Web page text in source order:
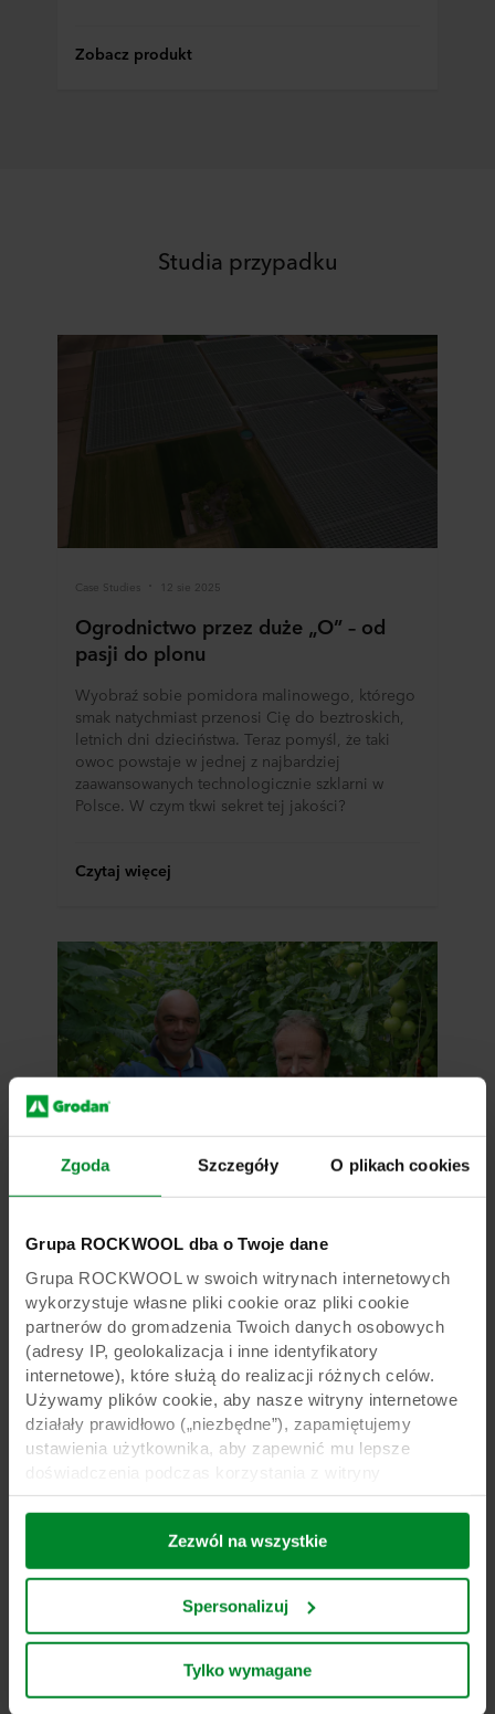
Zgoda Szczegóły O plikach cookies
Grupa ROCKWOOL dba o Twoje dane
Grupa ROCKWOOL w swoich witrynach internetowych
wykorzystuje własne pliki cookie oraz pliki cookie
partnerów do gromadzenia Twoich danych osobowych
(adresy IP, geolokalizacja i inne identyfikatory
internetowe), które służą do realizacji różnych celów.
Używamy plików cookie, aby nasze witryny internetowe
działały prawidłowo („niezbędne”), zapamiętujemy
ustawienia użytkownika, aby zapewnić mu lepsze
(„funkcjonalne”), analizujemy jego zachowanie w celu
optymalizacji witryn („statystyczne”) oraz
ukierunkowujemy nasze treści i reklamy w mediach
społecznościowych i zewnętrznych witrynach
naszych stronach („marketingowe”). Informacje o Twoim
korzystaniu z naszych witryn internetowych mogą być
ujawniane naszym partnerom zajmującym się mediami
społecznościowymi, reklamą i analityką. Nasi partnerzy
Zezwól na wszystkie
Spersonalizuj
Tylko wymagane
Zobacz produkt
Studia przypadku
Case Studies 12 sie 2025
Ogrodnictwo przez duże „O” – od
pasji do plonu
Wyobraź sobie pomidora malinowego, którego
smak natychmiast przenosi Cię do beztroskich,
letnich dni dzieciństwa. Teraz pomyśl, że taki
owoc powstaje w jednej z najbardziej
zaawansowanych technologicznie szklarni w
Polsce. W czym tkwi sekret tej jakości?
Czytaj więcej
Industrial - Other 30 cze 2022
Szklarnie Saveurs d'Iroise, nowe
podejście techniczne
Szklarniami Saveurs d'Iroise zarządzają François
Pouliquen i Éric Séguillon, a ich produkty
można znaleźć w niemal całej gamie produktów
grupy Savéol. W związku z obecną sytuacją
ekonomiczną, poszukiwanie rozwiązań
pomagających kontrolować koszty produkcji ma
wpływ na wybory techniczne firmy.
Czytaj więcej